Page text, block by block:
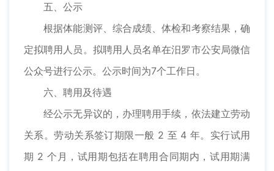
五、公示
根据体能测评、综合成绩、体检和考察结果，确
定拟聘用人员。拟聘用人员名单在汨罗市公安局微信
公众号进行公示。公示时间为7个工作日。
六、聘用及待遇
经公示无异议的，办理聘用手续，依法建立劳动
关系。劳动关系签订期限一般 2 至 4 年。实行试用
期 2 个月，试用期包括在聘用合同期内，试用期满